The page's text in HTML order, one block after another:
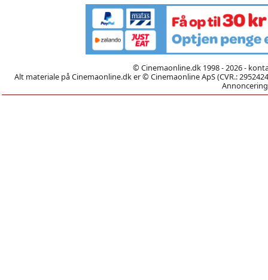
© Cinemaonline.dk 1998 - 2026 -
Alt materiale på Cinemaonline.dk er © Cinemaonline ApS (CVR.: